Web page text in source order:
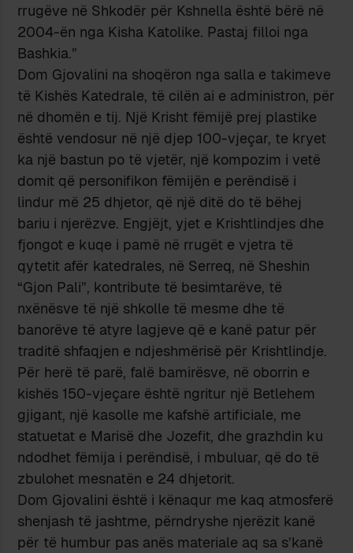
rrugëve në Shkodër për Kshnella është bërë në
2004-ën nga Kisha Katolike. Pastaj filloi nga
Bashkia.”
Dom Gjovalini na shoqëron nga salla e takimeve
të Kishës Katedrale, të cilën ai e administron, për
në dhomën e tij. Një Krisht fëmijë prej plastike
është vendosur në një djep 100-vjeçar, te kryet
ka një bastun po të vjetër, një kompozim i vetë
domit që personifikon fëmijën e perëndisë i
lindur më 25 dhjetor, që një ditë do të bëhej
bariu i njerëzve. Engjëjt, yjet e Krishtlindjes dhe
fjongot e kuqe i pamë në rrugët e vjetra të
qytetit afër katedrales, në Serreq, në Sheshin
“Gjon Pali”, kontribute të besimtarëve, të
nxënësve të një shkolle të mesme dhe të
banorëve të atyre lagjeve që e kanë patur për
traditë shfaqjen e ndjeshmërisë për Krishtlindje.
Për herë të parë, falë bamirësve, në oborrin e
kishës 150-vjeçare është ngritur një Betlehem
gjigant, një kasolle me kafshë artificiale, me
statuetat e Marisë dhe Jozefit, dhe grazhdin ku
ndodhet fëmija i perëndisë, i mbuluar, që do të
zbulohet mesnatën e 24 dhjetorit.
Dom Gjovalini është i kënaqur me kaq atmosferë
shenjash të jashtme, përndryshe njerëzit kanë
për të humbur pas anës materiale aq sa s’kanë